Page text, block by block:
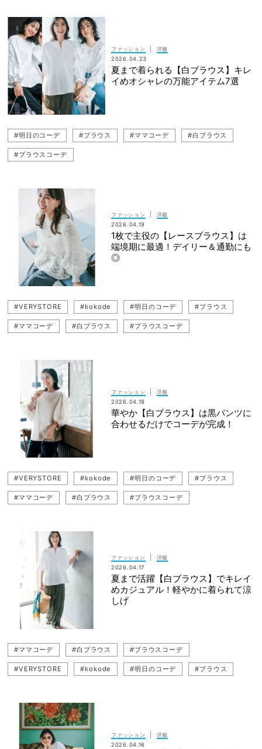
#パンツコーデ #トップス
ファッション
洋服
2026.04.23
夏まで着られる【白ブラウス】キレ
イめオシャレの万能アイテム7選
#明日のコーデ #ブラウス #ママコーデ #白ブラウス
#ブラウスコーデ
ファッション
洋服
2026.04.19
1枚で主役の【レースブラウス】は
端境期に最適！デイリー＆通勤にも
◎
#VERYSTORE #kokode #明日のコーデ #ブラウス
#ママコーデ #白ブラウス #ブラウスコーデ
ファッション
洋服
2026.04.18
華やか【白ブラウス】は黒パンツに
合わせるだけでコーデが完成！
#VERYSTORE #kokode #明日のコーデ #ブラウス
#ママコーデ #白ブラウス #ブラウスコーデ
ファッション
洋服
2026.04.17
夏まで活躍【白ブラウス】でキレイ
めカジュアル！軽やかに着られて涼
しげ
#ママコーデ #白ブラウス #ブラウスコーデ
#VERYSTORE #kokode #明日のコーデ #ブラウス
ファッション
洋服
2026.04.16